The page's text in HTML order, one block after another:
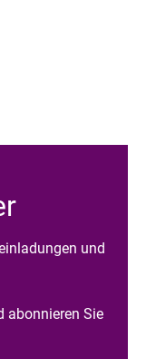
und
abonnieren Sie